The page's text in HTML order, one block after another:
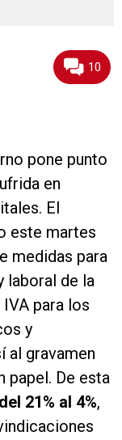
10
pone punto
en
El
este martes
medidas para
laboral de la
para los
y
al gravamen
papel. De esta
21% al 4%,